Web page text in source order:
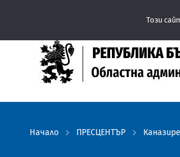
Начало ПРЕСЦЕНТЪР
Този